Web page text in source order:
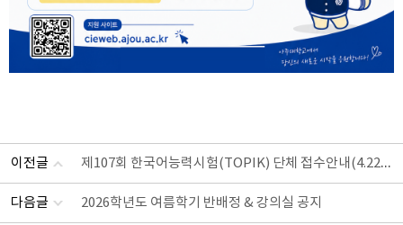
이전글 제107회 한국어능력시험(TOPIK) 단체 접수안내(4.22~4.24)
다음글 2026학년도 여름학기 반배정 & 강의실 공지